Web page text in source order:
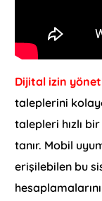
Dijital izin
taleplerini
talepleri hızlı
tanır. Mobil
erişilebilen bu